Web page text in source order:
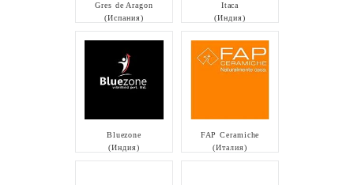
Gres de Aragon
(Испания)
Itaca
(Индия)
Bluezone
(Индия)
FAP Ceramiche
(Италия)